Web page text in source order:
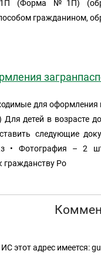
№1П)
гражданином,
для оформления
Для детей в возрасте
следующие
• Фотография – 2
гражданству Ро
этот адрес имеется: